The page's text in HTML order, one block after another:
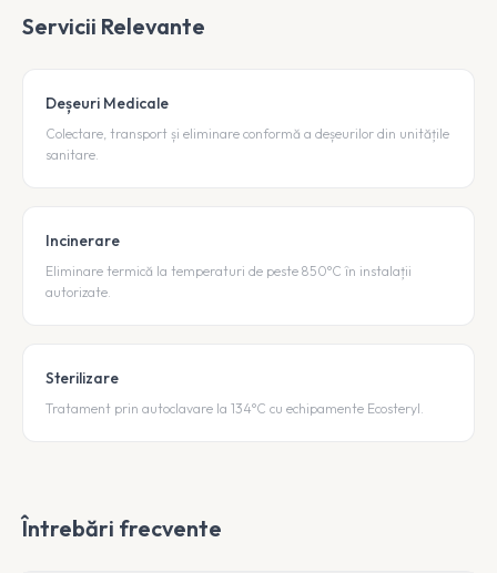
Servicii Relevante
Deșeuri Medicale
Colectare, transport și eliminare conformă a deșeurilor din unitățile
sanitare.
Incinerare
Eliminare termică la temperaturi de peste 850°C în instalații
autorizate.
Sterilizare
Tratament prin autoclavare la 134°C cu echipamente Ecosteryl.
Întrebări frecvente